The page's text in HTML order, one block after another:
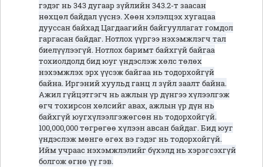
гэдэг нь 343 дугаар зүйлийн 343.2-т заасан
нөхцөл байдал үүснэ. Хөөн хэлэлцэх хугацаа
дууссан байхад Цагдаагийн байгууллагат гомдол
гаргасан байдаг. Нотлох үүргээ нэхэмжлэгч тал
биелүүлээгүй. Нотлох баримт байхгүй байгаа
тохиолдолд бид юуг үндэслэж хөлс төлөх
нэхэмжлэх эрх үүсэж байгаа нь тодорхойгүй
байна. Иргэний хуульд ганц л зүйл заалт байна.
Ажил гүйцэтгэгч нь ажлын үр дүнгээ хүлээлгэж
өгч тохирсон хөлсийг авах, ажлын үр дүн нь
байхгүй юугхүлээлгэжөгсөн нь тодорхойгүй.
100,000,000 төгрөгөө хүлээн авсан байдаг. Бид юуг
үндэслэж мөнгө өгөх вэ гэдэг нь тодорхойгүй.
Ийм учраас нэхэмжлэлийг бүхэлд нь хэрэгсэхгүй
болгож өгнө үү гэв.